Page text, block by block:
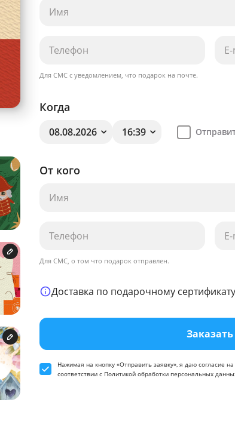
Для СМС с уведомлением, что подарок на почте.
Когда
08.08.2026 16:39
От кого
Для СМС, о том что подарок отправлен.
Доставка по подарочному
Заказать
Нажимая на кнопку «Отправить заявку», я даю согласие на
соответствии с Политикой обработки персональных